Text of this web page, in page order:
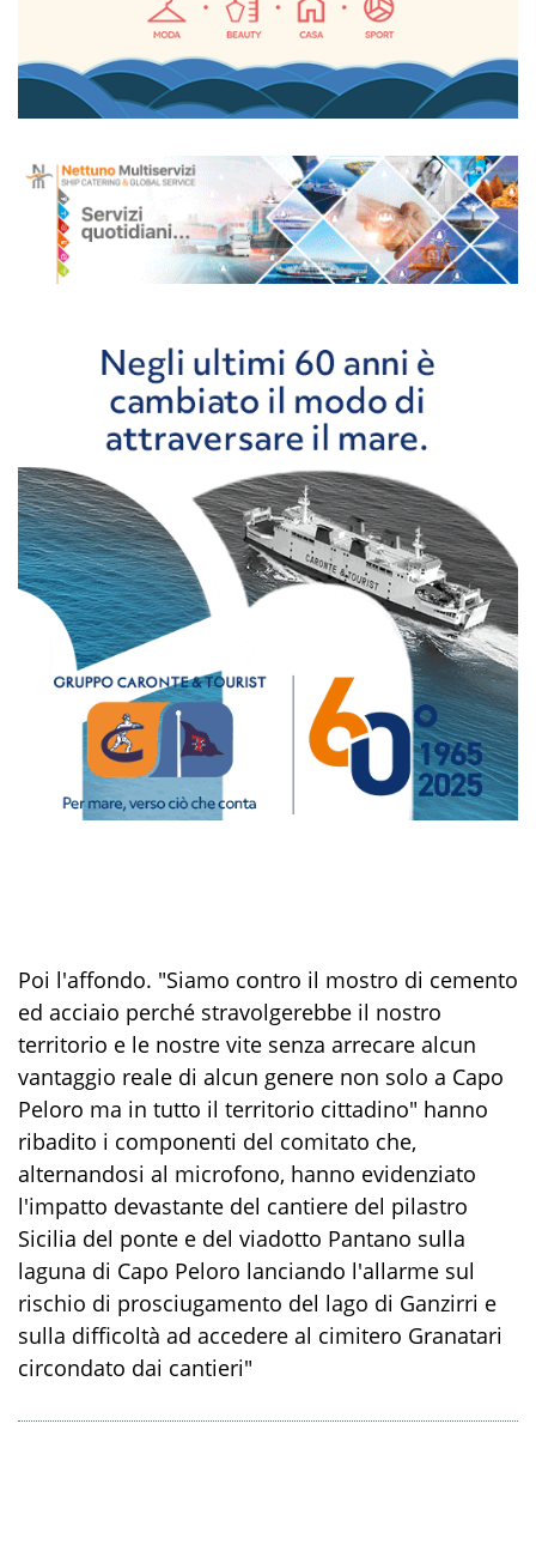
Poi l'affondo. "Siamo contro il mostro di cemento
ed acciaio perché stravolgerebbe il nostro
territorio e le nostre vite senza arrecare alcun
vantaggio reale di alcun genere non solo a Capo
Peloro ma in tutto il territorio cittadino" hanno
ribadito i componenti del comitato che,
alternandosi al microfono, hanno evidenziato
l'impatto devastante del cantiere del pilastro
Sicilia del ponte e del viadotto Pantano sulla
laguna di Capo Peloro lanciando l'allarme sul
rischio di prosciugamento del lago di Ganzirri e
sulla difficoltà ad accedere al cimitero Granatari
circondato dai cantieri"